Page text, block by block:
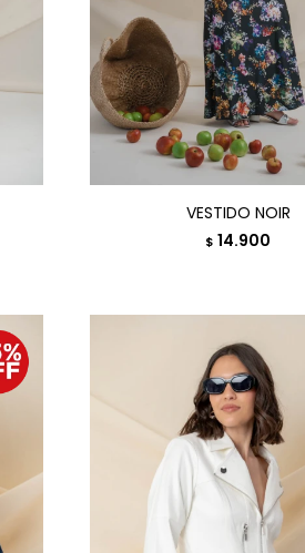
VESTIDO NOIR
$ 14.900